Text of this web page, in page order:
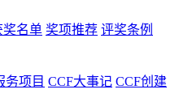
奖名单 奖项推荐 评奖条例
务项目 CCF大事记 CCF创建